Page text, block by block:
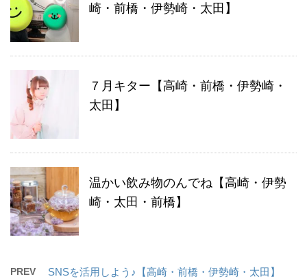
崎・前橋・伊勢崎・太田】
７月キター【高崎・前橋・伊勢崎・
太田】
温かい飲み物のんでね【高崎・伊勢
崎・太田・前橋】
PREV SNSを活用しよう♪【高崎・前橋・伊勢崎・太田】